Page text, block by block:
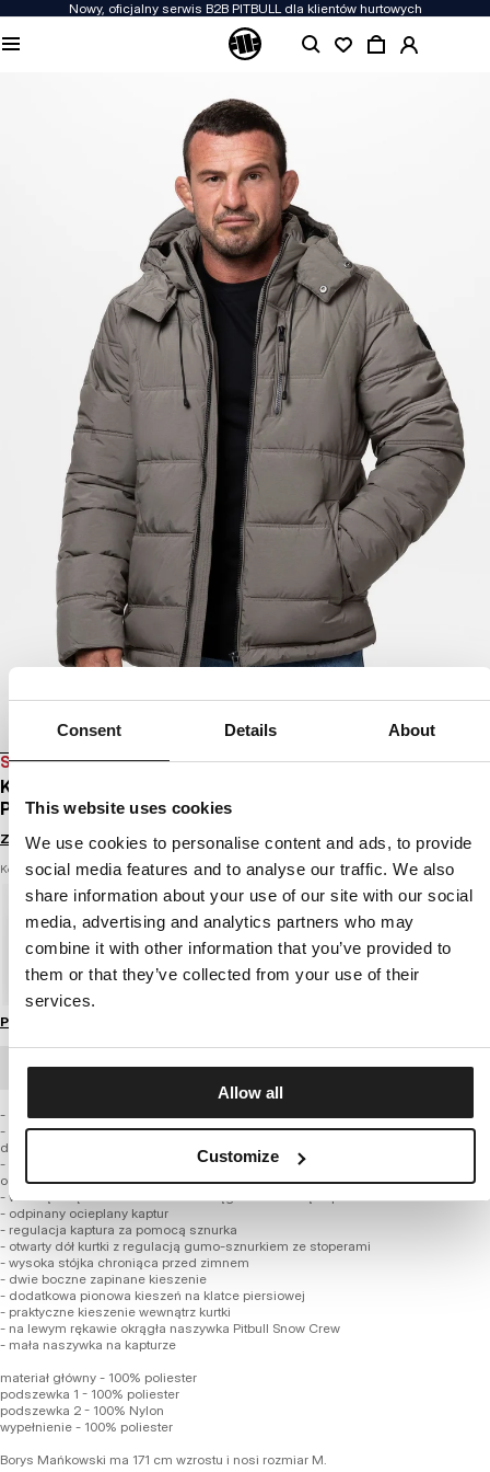
Consent Details About
This website uses cookies
We use cookies to personalise content and ads, to provide
social media features and to analyse our traffic. We also
share information about your use of our site with our social
media, advertising and analytics partners who may
combine it with other information that you’ve provided to
them or that they’ve collected from your use of their
services.
Allow all
Customize
Nowy, oficjalny serwis B2B PITBULL dla klientów hurtowych
SALE
KURTKA ZIMOWA PIKOWANA Z KAPTUREM
PIEDMONT
Zaloguj się by zobaczyć ceny
Kolor: taupe
Przewodnik po rozmiarach
ZAMÓWIENIE HURTOWE
- regularny fason do bioder
- wykonana z wysokiej jakości tkaniny poliestrowej odpornej na wiatr, śnieg i
deszcz
- podszyta miękką welurową podszewką pod którą znajduję się warstwa
ocieplająca
- wewnątrz rękawów dzianinowe ściągacze chroniące przed zimnem
- odpinany ocieplany kaptur
- regulacja kaptura za pomocą sznurka
- otwarty dół kurtki z regulacją gumo-sznurkiem ze stoperami
- wysoka stójka chroniąca przed zimnem
- dwie boczne zapinane kieszenie
- dodatkowa pionowa kieszeń na klatce piersiowej
- praktyczne kieszenie wewnątrz kurtki
- na lewym rękawie okrągła naszywka Pitbull Snow Crew
- mała naszywka na kapturze
materiał główny - 100% poliester
podszewka 1 - 100% poliester
podszewka 2 - 100% Nylon
wypełnienie - 100% poliester
Borys Mańkowski ma 171 cm wzrostu i nosi rozmiar M.